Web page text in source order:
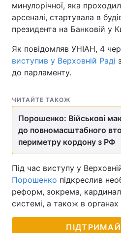
минулорічної, яка
арсеналі, стартувала в
президента на Банковій у
Як повідомляв УНІАН, 4
виступив у Верховній Раді
до парламенту.
ЧИТАЙТЕ ТАКОЖ
Порошенко: Військові
до повномасштабного
периметру кордону з РФ
Під час виступу у
Порошенко підкреслив
реформ, зокрема,
системі, а також в